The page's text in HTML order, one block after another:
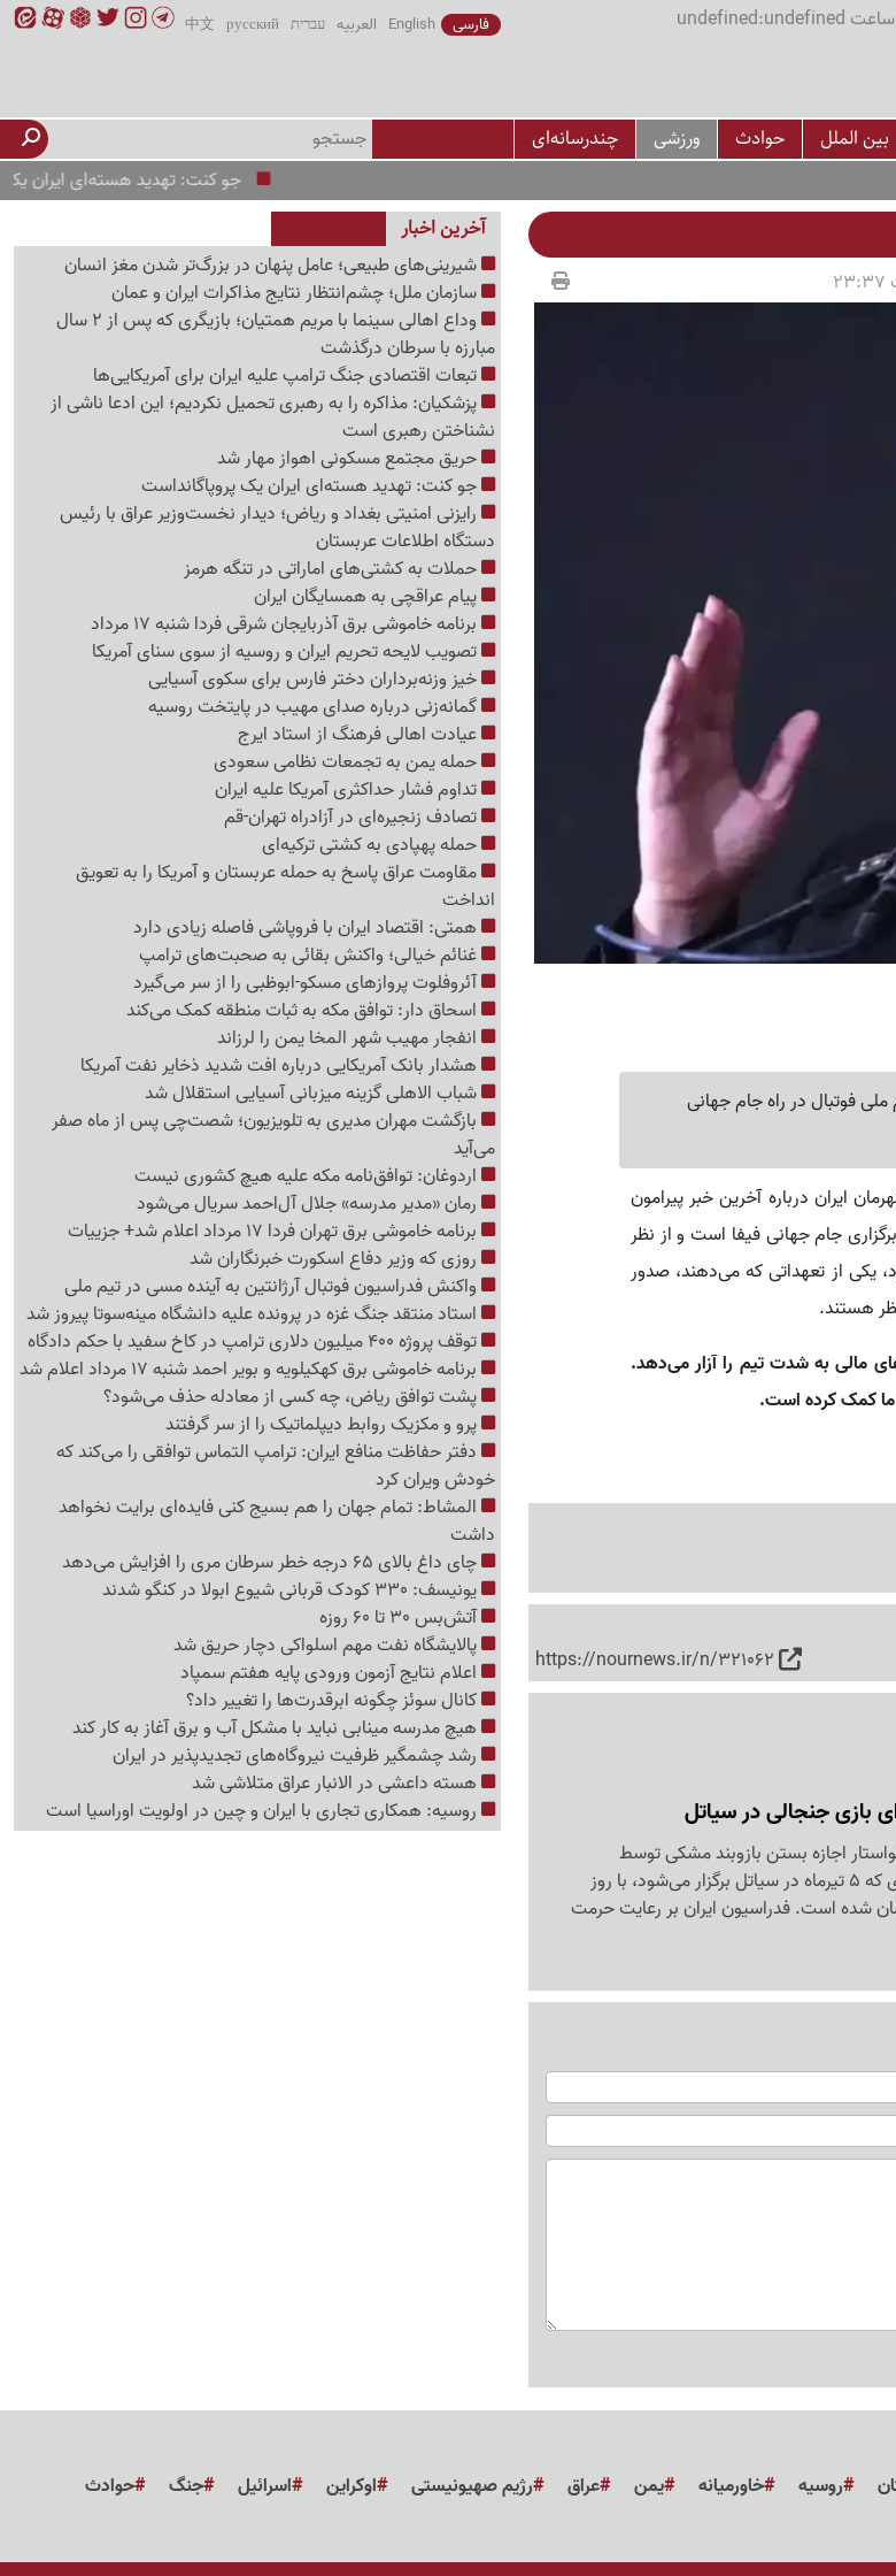
فارسی English العربیه עברית русский
中文
بین الملل حوادث ورزشی
چندرسانه‌ای
جو کنت: تهدید هسته‌ای ایران یک
فوتبال در راه جام جهانی
ایران درباره آخرین خبر پیرامون
حضور در جام جهانی ۲۰۲۶ گفت: مسئول برگزاری جام جهانی فیفا است و از نظر
یکی از تعهداتی که می‌دهند، صدور
هستند.
مالی به شدت تیم را آزار می‌دهد.
https://nournews.ir/n/321062
بازی جنجالی در سیاتل
اجازه بستن بازوبند مشکی توسط
ملی‌پوشان در دیدار مقابل مصر شد. این بازی که 5 تیرماه در سیاتل برگزار می‌شود، با روز
شده است. فدراسیون ایران بر رعایت حرمت
آخرین اخبار
شیرینی‌های طبیعی؛ عامل پنهان در بزرگ‌تر شدن مغز انسان
سازمان ملل؛ چشم‌انتظار نتایج مذاکرات ایران و عمان
وداع اهالی سینما با مریم همتیان؛ بازیگری که پس از 2 سال
مبارزه با سرطان درگذشت
تبعات اقتصادی جنگ ترامپ علیه ایران برای آمریکایی‌ها
پزشکیان: مذاکره را به رهبری تحمیل نکردیم؛ این ادعا ناشی از
نشناختن رهبری است
حریق مجتمع مسکونی اهواز مهار شد
جو کنت: تهدید هسته‌ای ایران یک پروپاگانداست
رایزنی امنیتی بغداد و ریاض؛ دیدار نخست‌وزیر عراق با رئیس
دستگاه اطلاعات عربستان
حملات به کشتی‌های اماراتی در تنگه هرمز
پیام عراقچی به همسایگان ایران
برنامه خاموشی برق آذربایجان شرقی فردا شنبه 17 مرداد
تصویب لایحه تحریم ایران و روسیه از سوی سنای آمریکا
خیز وزنه‌برداران دختر فارس برای سکوی آسیایی
گمانه‌زنی درباره صدای مهیب در پایتخت روسیه
عیادت اهالی فرهنگ از استاد ایرج
حمله یمن به تجمعات نظامی سعودی
تداوم فشار حداکثری آمریکا علیه ایران
تصادف زنجیره‌ای در آزادراه تهران-قم
حمله پهپادی به کشتی ترکیه‌ای
مقاومت عراق پاسخ به حمله عربستان و آمریکا را به تعویق
انداخت
همتی: اقتصاد ایران با فروپاشی فاصله زیادی دارد
غنائم خیالی؛ واکنش بقائی به صحبت‌های ترامپ
آئروفلوت پروازهای مسکو-ابوظبی را از سر می‌گیرد
اسحاق دار: توافق مکه به ثبات منطقه کمک می‌کند
انفجار مهیب شهر المخا یمن را لرزاند
هشدار بانک آمریکایی درباره افت شدید ذخایر نفت آمریکا
شباب الاهلی گزینه میزبانی آسیایی استقلال شد
بازگشت مهران مدیری به تلویزیون؛ شصت‌چی پس از ماه صفر
می‌آید
اردوغان: توافق‌نامه مکه علیه هیچ کشوری نیست
رمان «مدیر مدرسه» جلال آل‌احمد سریال می‌شود
برنامه خاموشی برق تهران فردا 17 مرداد اعلام شد+ جزییات
روزی که وزیر دفاع اسکورت خبرنگاران شد
واکنش فدراسیون فوتبال آرژانتین به آینده مسی در تیم ملی
استاد منتقد جنگ غزه در پرونده علیه دانشگاه مینه‌سوتا پیروز شد
توقف پروژه 400 میلیون دلاری ترامپ در کاخ سفید با حکم دادگاه
برنامه خاموشی برق کهکیلویه و بویر احمد شنبه 17 مرداد اعلام شد
پشت توافق ریاض، چه کسی از معادله حذف می‌شود؟
پرو و مکزیک روابط دیپلماتیک را از سر گرفتند
دفتر حفاظت منافع ایران: ترامپ التماس توافقی را می‌کند که
خودش ویران کرد
المشاط: تمام جهان را هم بسیج کنی فایده‌ای برایت نخواهد
داشت
چای داغ بالای 65 درجه خطر سرطان مری را افزایش می‌دهد
یونیسف: 330 کودک قربانی شیوع ابولا در کنگو شدند
آتش‌بس 30 تا 60 روزه
پالایشگاه نفت مهم اسلواکی دچار حریق شد
اعلام نتایج آزمون ورودی پایه هفتم سمپاد
کانال سوئز چگونه ابرقدرت‌ها را تغییر داد؟
هیچ مدرسه مینابی نباید با مشکل آب و برق آغاز به کار کند
رشد چشمگیر ظرفیت نیروگاه‌های تجدیدپذیر در ایران
هسته داعشی در الانبار عراق متلاشی شد
روسیه: همکاری تجاری با ایران و چین در اولویت اوراسیا است
روسیه خاورمیانه یمن عراق رژیم صهیونیستی اوکراین اسرائیل جنگ
حوادث